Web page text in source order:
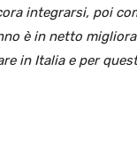
integrarsi, poi
è in netto
in Italia e per